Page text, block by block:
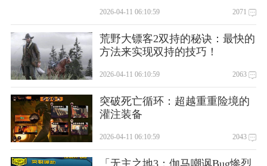
2026-04-11 06:10:59 2071
荒野大镖客2双持的秘诀：最快的
方法来实现双持的技巧！
2026-04-11 06:10:59 2063
突破死亡循环：超越重重险境的
灌注装备
2026-04-11 06:10:59 2043
「无主之地3：伽马嘲讽Bug惨烈